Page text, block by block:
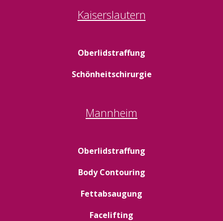
Kaiserslautern
Oberlidstraffung
Schönheitschirurgie
Mannheim
Oberlidstraffung
Body Contouring
Fettabsaugung
Facelifting